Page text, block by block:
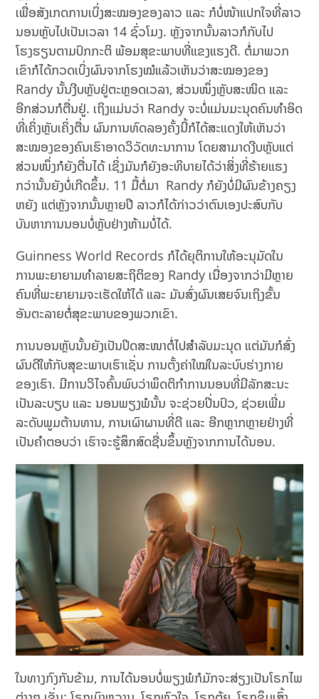
ເພື່ອສັງເກດການເບິ່ງສະໝອງຂອງລາວ ແລະ ກໍບໍ່ໜ້າແປກໃຈທີ່ລາວ
ນອນຫຼັບໄປເປັນເວລາ 14 ຊົ່ວໂມງ. ຫຼັງຈາກນັ້ນລາວກໍກັບໄປ
ໂຮງຮຽນຕາມປົກກະຕິ ພ້ອມສຸຂະພາບທີ່ແຂງແຮງດີ. ຕໍ່ມາພວກ
ເຂົາກໍໄດ້ກວດເບິ່ງຜົນຈາກໂຮງໝໍແລ້ວເຫັນວ່າສະໝອງຂອງ
Randy ນັ້ນງີບຫຼັບຢູ່ຕະຫຼອດເວລາ, ສ່ວນໜຶ່ງຫຼັບສະໜິດ ແລະ
ອີກສ່ວນກໍຕື່ນຢູ່. ເຖິງແມ່ນວ່າ Randy ຈະບໍ່ແມ່ນມະນຸດຄົນທຳອິດ
ທີ່ເຄິ່ງຫຼັບເຄິ່ງຕື່ນ ຜົນການທົດລອງຄັ້ງນີ້ກໍໄດ້ສະແດງໃຫ້ເຫັນວ່າ
ສະໝອງຂອງຄົນເຮົາອາດວິວັດທະນາການ ໂດຍສາມາດງີບຫຼັບແຕ່
ສ່ວນໜຶ່ງກໍຍັງຕື່ນໄດ້ ເຊິ່ງມັນກໍຍັງອະທິບາຍໄດ້ວ່າສິ່ງທີ່ຮ້າຍແຮງ
ກວ່ານັ້ນຍັງບໍ່ເກີດຂຶ້ນ. 11 ມື້ຕໍ່ມາ Randy ກໍຍັງບໍ່ມີຜົນຂ້າງຄຽງ
ຫຍັງ ແຕ່ຫຼັງຈາກນັ້ນຫຼາຍປີ ລາວກໍໄດ້ກ່າວວ່າຕົນເອງປະສົບກັບ
ບັນຫາການນອນບໍ່ຫຼັບຢ່າງຫ້າມບໍ່ໄດ້.
Guinness World Records ກໍໄດ້ຍຸຕິການໃຫ້ອະນຸມັດໃນ
ການພະຍາຍາມທຳລາຍສະຖິຕິຂອງ Randy ເນື່ອງຈາກວ່າມີຫຼາຍ
ຄົນທີ່ພະຍາຍາມຈະເຮັດໃຫ້ໄດ້ ແລະ ມັນສົ່ງຜົນເສຍຈົນເຖິງຂັ້ນ
ອັນຕະລາຍຕໍ່ສຸຂະພາບຂອງພວກເຂົາ.
ການນອນຫຼັບນັ້ນຍັງເປັນປິດສະໜາຕໍ່ໄປສຳລັບມະນຸດ ແຕ່ມັນກໍສົ່ງ
ຜົນດີໃຫ້ກັບສຸຂະພາບເຮົາເຊັ່ນ ການຕັ້ງຄ່າໃໝ່ໃນລະບົບຮ່າງກາຍ
ຂອງເຮົາ. ມີການວິໄຈຄົ້ນພົບວ່າພຶດຕິກຳການນອນທີ່ມີລັກສະນະ
ເປັນລະບຽບ ແລະ ນອນພຽງພໍນັ້ນ ຈະຊ່ວຍປິ່ນປົວ, ຊ່ວຍເພີ່ມ
ລະດັບພູມຕ້ານທານ, ການເຜົາຜານທີ່ດີ ແລະ ອີກຫຼາກຫຼາຍຢ່າງທີ່
ເປັນຄຳຕອບວ່າ ເຮົາຈະຮູ້ສຶກສົດຊື່ນຂຶ້ນຫຼັງຈາກການໄດ້ນອນ.
ໃນທາງກົງກັນຂ້າມ, ການໄດ້ນອນບໍ່ພຽງພໍກໍມັກຈະສ່ຽງເປັນໂຣກໄພ